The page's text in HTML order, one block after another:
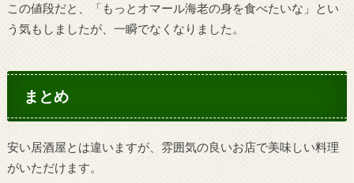
この値段だと、「もっとオマール海老の身を食べたいな」とい
う気もしましたが、一瞬でなくなりました。
まとめ
安い居酒屋とは違いますが、雰囲気の良いお店で美味しい料理
がいただけます。